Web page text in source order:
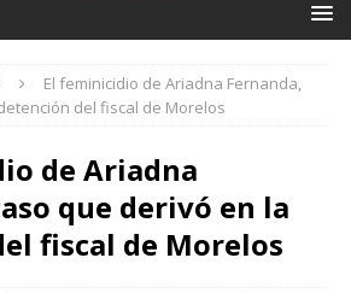
El feminicidio de Ariadna Fernanda,
del fiscal de Morelos
de Ariadna
que derivó en la
fiscal de Morelos